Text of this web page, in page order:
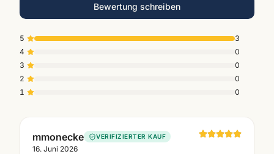
Bewertung schreiben
5
3
4
0
3
0
2
0
1
0
mmonecke VERIFIZIERTER KAUF
16. Juni 2026